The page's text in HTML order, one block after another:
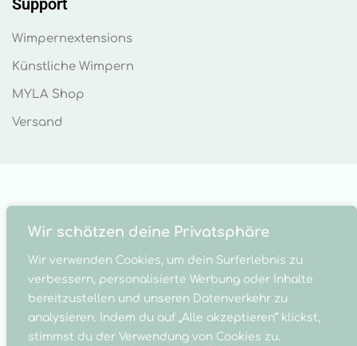
Wir schätzen deine Privatsphäre
Wir verwenden Cookies, um dein Surferlebnis zu
verbessern, personalisierte Werbung oder Inhalte
bereitzustellen und unseren Datenverkehr zu
analysieren. Indem du auf „Alle akzeptieren“ klickst,
stimmst du der Verwendung von Cookies zu.
Wimpernextensions
Künstliche Wimpern
MYLA Shop
Versand
© MYLA Cosmetics 2023 . MYLA Made by
WILDWECHSEL & WEBOHOLIX